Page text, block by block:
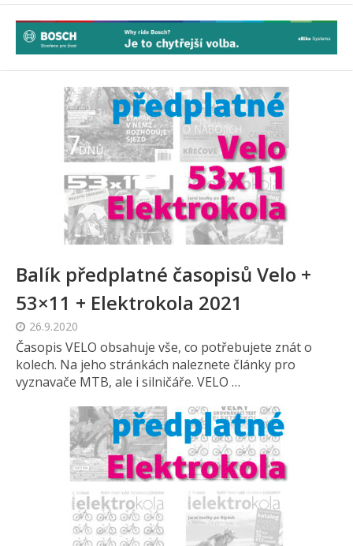
Balík předplatné časopisů Velo +
53×11 + Elektrokola 2021
26.9.2020
Časopis VELO obsahuje vše, co potřebujete znát o
kolech. Na jeho stránkách naleznete články pro
vyznavače MTB, ale i silničáře. VELO …